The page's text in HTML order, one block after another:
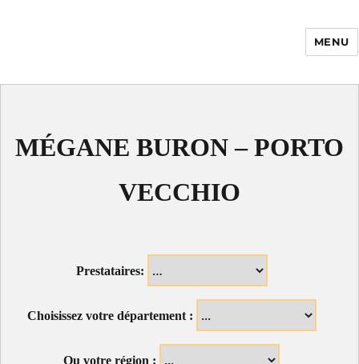
Enfance Made in
MENU
MÉGANE BURON – PORTO
VECCHIO
Prestataires:
Choisissez votre département :
Ou votre région :